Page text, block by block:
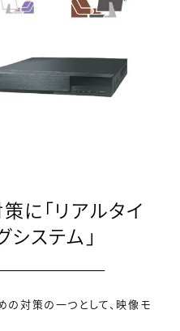
に「リアルタイ
ステム」
対策の一つとして、映像モ